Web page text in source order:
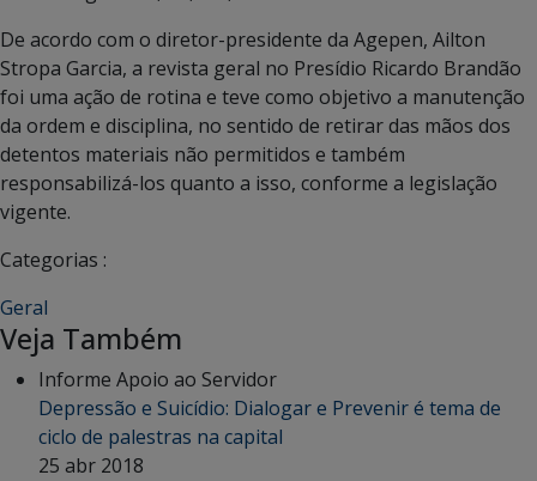
De acordo com o diretor-presidente da Agepen, Ailton
Stropa Garcia, a revista geral no Presídio Ricardo Brandão
foi uma ação de rotina e teve como objetivo a manutenção
da ordem e disciplina, no sentido de retirar das mãos dos
detentos materiais não permitidos e também
responsabilizá-los quanto a isso, conforme a legislação
vigente.
Categorias :
Geral
Veja Também
Informe Apoio ao Servidor
Depressão e Suicídio: Dialogar e Prevenir é tema de
ciclo de palestras na capital
25 abr 2018